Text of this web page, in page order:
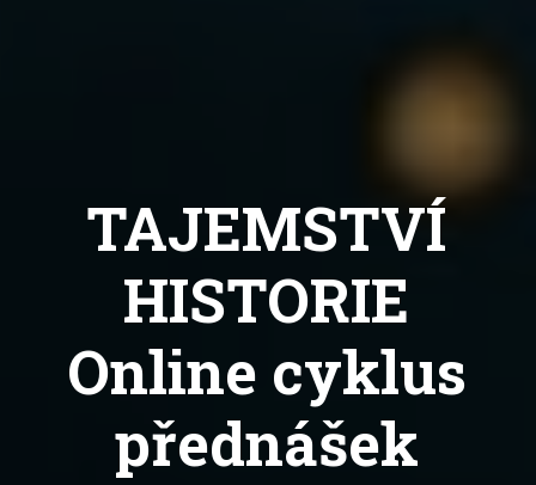
TAJEMSTVÍ
HISTORIE
Online cyklus
přednášek